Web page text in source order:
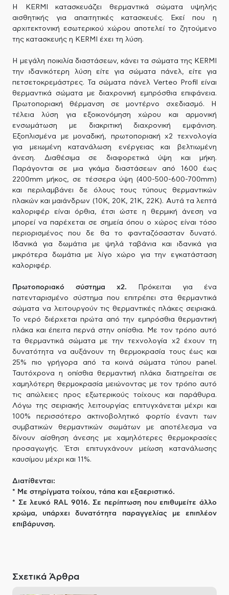
H KERMI κατασκευάζει θερμαντικά σώματα υψηλής
αισθητικής για απαιτητικές κατασκευές. Εκεί που η
αρχιτεκτονική εσωτερικού χώρου αποτελεί το ζητούμενο
της κατασκευής η KERMI έχει τη λύση.
Η μεγάλη ποικιλία διαστάσεων, κάνει τα σώματα της KERMI
την ιδανικότερη λύση είτε για σώματα πάνελ, είτε για
πετσετοκρεμάστρες. Τα σώματα πάνελ Verteo Profil είναι
θερμαντικά σώματα με διαχρονική εμπρόσθια επιφάνεια.
Πρωτοποριακή θέρμανση σε μοντέρνο σχεδιασμό. Η
τέλεια λύση για εξοικονόμηση χώρου και αρμονική
ενσωμάτωση με διακριτική διαχρονική εμφάνιση.
Εξοπλισμένα με μοναδική, πρωτοποριακή x2 τεχνολογία
για μειωμένη κατανάλωση ενέργειας και βελτιωμένη
άνεση. Διαθέσιμα σε διαφορετικά ύψη και μήκη.
Παράγονται σε μια γκάμα διαστάσεων από 1600 έως
2200mm μήκος, σε τέσσερα ύψη (400-500-600-700mm)
και περιλαμβάνει δε όλους τους τύπους θερμαντικών
πλακών και μαιάνδρων (10Κ, 20Κ, 21Κ, 22Κ). Αυτά τα λεπτά
καλοριφέρ είναι όρθια, έτσι ώστε η θερμική άνεση να
μπορεί να παρέχεται σε σημεία όπου ο χώρος είναι τόσο
περιορισμένος που δε θα το φανταζόσασταν δυνατό.
Ιδανικά για δωμάτια με ψηλά ταβάνια και ιδανικά για
μικρότερα δωμάτια με λίγο χώρο για την εγκατάσταση
καλοριφέρ.
Πρωτοποριακό σύστημα x2. Πρόκειται για ένα
πατενταρισμένο σύστημα που επιτρέπει στα θερμαντικά
σώματα να λειτουργούν τις θερμαντικές πλάκες σειριακά.
Το νερό διέρχεται πρώτα από την εμπρόσθια θερμαντική
πλάκα και έπειτα περνά στην οπίσθια. Με τον τρόπο αυτό
τα θερμαντικά σώματα με την τεχνολογία x2 έχουν τη
δυνατότητα να αυξάνουν τη θερμοκρασία τους έως και
25% πιο γρήγορα από τα κοινά σώματα τύπου panel.
Ταυτόχρονα η οπίσθια θερμαντική πλάκα διατηρείται σε
χαμηλότερη θερμοκρασία μειώνοντας με τον τρόπο αυτό
τις απώλειες προς εξωτερικούς τοίχους και παράθυρα.
Λόγω της σειριακής λειτουργίας επιτυγχάνεται μέχρι και
100% περισσότερο ακτινοβολητικό φορτίο έναντι των
συμβατικών θερμαντικών σωμάτων με αποτέλεσμα να
δίνουν αίσθηση άνεσης με χαμηλότερες θερμοκρασίες
προσαγωγής. Έτσι επιτυγχάνουν μείωση κατανάλωσης
καυσίμου μέχρι και 11%.
Διατίθενται:
* Με στηρίγματα τοίχου, τάπα και εξαεριστικό.
* Σε λευκό RAL 9016. Σε περίπτωση που επιθυμείτε άλλο
χρώμα, υπάρχει δυνατότητα παραγγελίας με επιπλέον
επιβάρυνση.
Σχετικά Άρθρα